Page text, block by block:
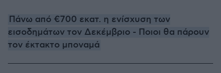
Πάνω από €700 εκατ. η ενίσχυση των
εισοδημάτων τον Δεκέμβριο - Ποιοι θα πάρουν
τον έκτακτο μποναμά